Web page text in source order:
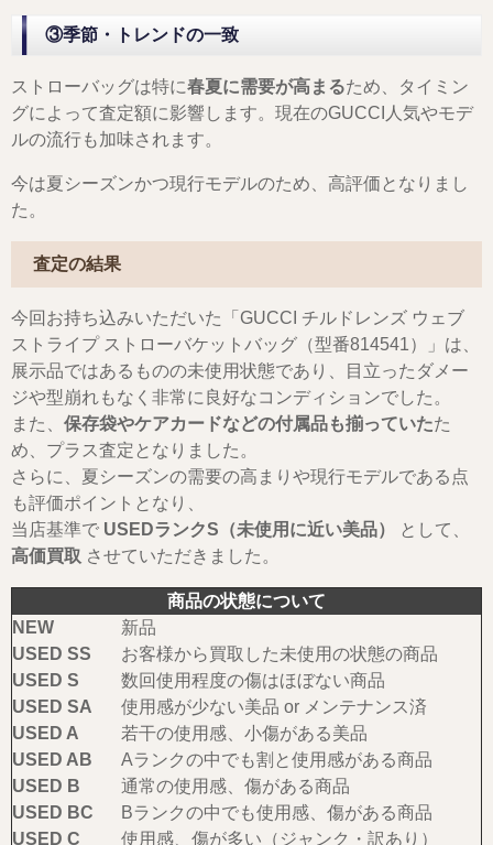
③季節・トレンドの一致
ストローバッグは特に春夏に需要が高まるため、タイミン
グによって査定額に影響します。現在のGUCCI人気やモデ
ルの流行も加味されます。
今は夏シーズンかつ現行モデルのため、高評価となりまし
た。
査定の結果
今回お持ち込みいただいた「GUCCI チルドレンズ ウェブ
ストライプ ストローバケットバッグ（型番814541）」は、
展示品ではあるものの未使用状態であり、目立ったダメー
ジや型崩れもなく非常に良好なコンディションでした。
また、 保存袋やケアカードなどの付属品も揃っていたた
め、プラス査定となりました。
さらに、夏シーズンの需要の高まりや現行モデルである点
も評価ポイントとなり、
当店基準で USEDランクS（未使用に近い美品）
として、
高価買取 させていただきました。
商品の状態について
NEW
新品
USED SS
お客様から買取した未使用の状態の商品
USED S
数回使用程度の傷はほぼない商品
USED SA
使用感が少ない美品 or メンテナンス済
USED A
若干の使用感、小傷がある美品
USED AB
Aランクの中でも割と使用感がある商品
USED B
通常の使用感、傷がある商品
USED BC
Bランクの中でも使用感、傷がある商品
USED C
使用感、傷が多い（ジャンク・訳あり）